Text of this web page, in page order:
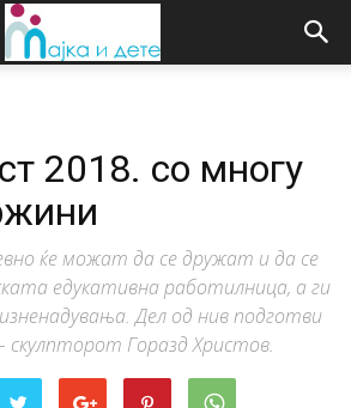
2018. со многу
ќе можат да се дружат и да се
едукативна работилница, а ги
Дел од нив подготви
Горазд Христов.